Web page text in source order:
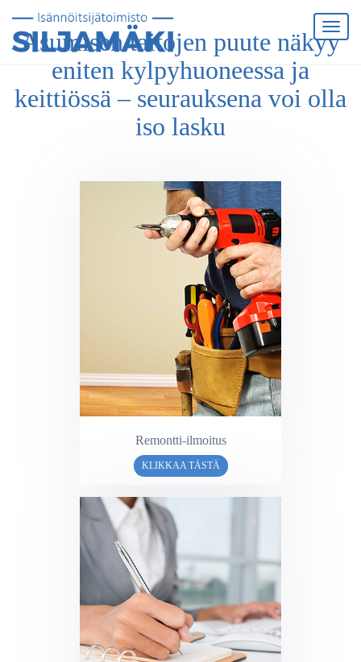
Asumisen taitojen puute näkyy
eniten kylpyhuoneessa ja
keittiössä – seurauksena voi olla
iso lasku
Remontti-ilmoitus
KLIKKAA TÄSTÄ